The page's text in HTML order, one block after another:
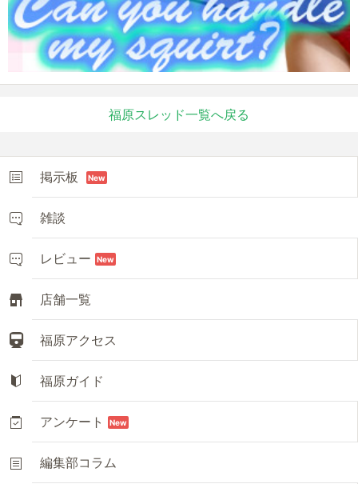
福原スレッド一覧へ戻る
掲示板 New
雑談
レビュー New
店舗一覧
福原アクセス
福原ガイド
アンケート New
編集部コラム